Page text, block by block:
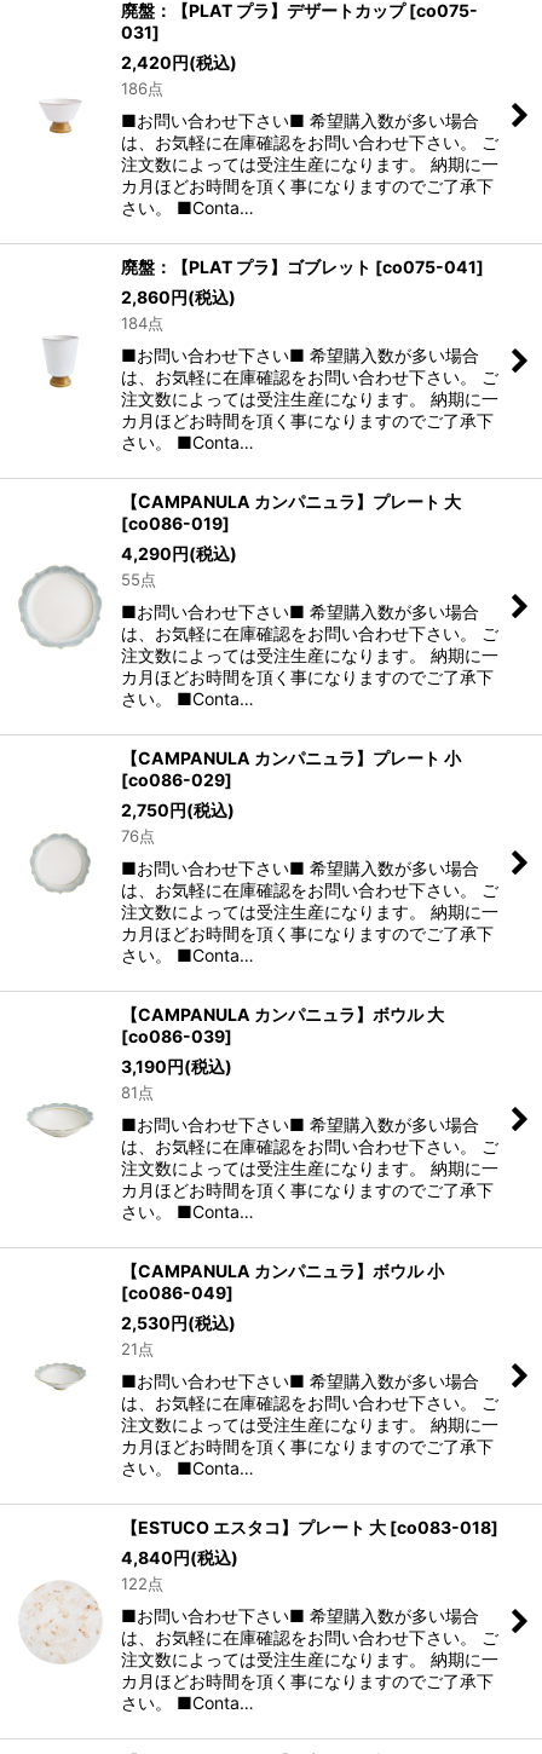
廃盤：【PLAT プラ】デザートカップ [co075-
031]
2,420円(税込)
186点
■お問い合わせ下さい■ 希望購入数が多い場合
は、お気軽に在庫確認をお問い合わせ下さい。 ご
注文数によっては受注生産になります。 納期に一
カ月ほどお時間を頂く事になりますのでご了承下
さい。 ■Conta…
廃盤：【PLAT プラ】ゴブレット [co075-041]
2,860円(税込)
184点
■お問い合わせ下さい■ 希望購入数が多い場合
は、お気軽に在庫確認をお問い合わせ下さい。 ご
注文数によっては受注生産になります。 納期に一
カ月ほどお時間を頂く事になりますのでご了承下
さい。 ■Conta…
【CAMPANULA カンパニュラ】プレート 大
[co086-019]
4,290円(税込)
55点
■お問い合わせ下さい■ 希望購入数が多い場合
は、お気軽に在庫確認をお問い合わせ下さい。 ご
注文数によっては受注生産になります。 納期に一
カ月ほどお時間を頂く事になりますのでご了承下
さい。 ■Conta…
【CAMPANULA カンパニュラ】プレート 小
[co086-029]
2,750円(税込)
76点
■お問い合わせ下さい■ 希望購入数が多い場合
は、お気軽に在庫確認をお問い合わせ下さい。 ご
注文数によっては受注生産になります。 納期に一
カ月ほどお時間を頂く事になりますのでご了承下
さい。 ■Conta…
【CAMPANULA カンパニュラ】ボウル 大
[co086-039]
3,190円(税込)
81点
■お問い合わせ下さい■ 希望購入数が多い場合
は、お気軽に在庫確認をお問い合わせ下さい。 ご
注文数によっては受注生産になります。 納期に一
カ月ほどお時間を頂く事になりますのでご了承下
さい。 ■Conta…
【CAMPANULA カンパニュラ】ボウル 小
[co086-049]
2,530円(税込)
21点
■お問い合わせ下さい■ 希望購入数が多い場合
は、お気軽に在庫確認をお問い合わせ下さい。 ご
注文数によっては受注生産になります。 納期に一
カ月ほどお時間を頂く事になりますのでご了承下
さい。 ■Conta…
【ESTUCO エスタコ】プレート 大 [co083-018]
4,840円(税込)
122点
■お問い合わせ下さい■ 希望購入数が多い場合
は、お気軽に在庫確認をお問い合わせ下さい。 ご
注文数によっては受注生産になります。 納期に一
カ月ほどお時間を頂く事になりますのでご了承下
さい。 ■Conta…